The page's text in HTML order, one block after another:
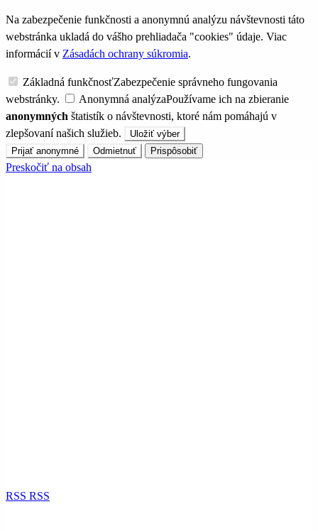
Na zabezpečenie funkčnosti a anonymnú analýzu návštevnosti táto
webstránka ukladá do vášho prehliadača "cookies" údaje. Viac
informácií v Zásadách ochrany súkromia.
Základná funkčnosťZabezpečenie správneho fungovania
webstránky.
Anonymná analýzaPoužívame ich na zbieranie
anonymných štatistík o návštevnosti, ktoré nám pomáhajú v
zlepšovaní našich služieb.
Uložiť výber
Prijať anonymné
Odmietnuť Prispôsobiť
Preskočiť na obsah
RSS RSS